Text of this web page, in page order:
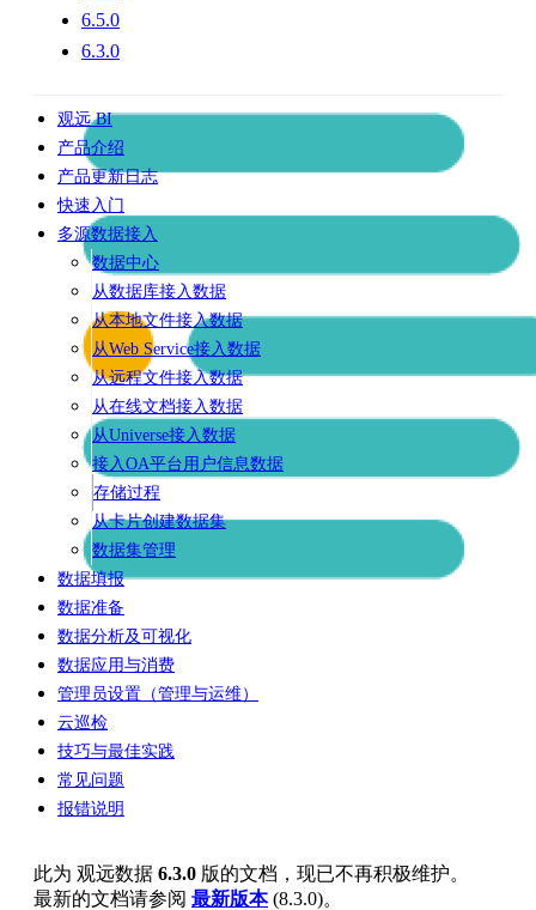
6.5.0
6.3.0
观远 BI
产品介绍
产品更新日志
快速入门
多源数据接入
数据中心
从数据库接入数据
从本地文件接入数据
从Web Service接入数据
从远程文件接入数据
从在线文档接入数据
从Universe接入数据
接入OA平台用户信息数据
存储过程
从卡片创建数据集
数据集管理
数据填报
数据准备
数据分析及可视化
数据应用与消费
管理员设置（管理与运维）
云巡检
技巧与最佳实践
常见问题
报错说明
此为 观远数据 6.3.0 版的文档，现已不再积极维护。
最新的文档请参阅 最新版本(8.3.0)。